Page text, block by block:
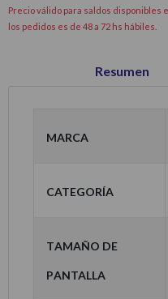
Precio válido para saldos disponibles
los pedidos es de 48 a 72 hs hábiles.
Resumen
Marca
Categoría
Tamaño de
Pantalla